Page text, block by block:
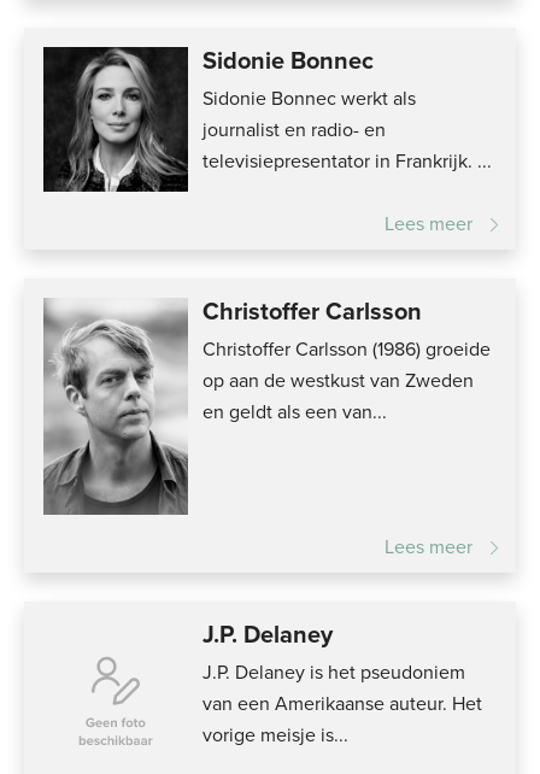
Sidonie Bonnec
Sidonie Bonnec werkt als
journalist en radio- en
televisiepresentator in Frankrijk. ...
Lees meer
Christoffer Carlsson
Christoffer Carlsson (1986) groeide
op aan de westkust van Zweden
en geldt als een van...
Lees meer
J.P. Delaney
J.P. Delaney is het pseudoniem
van een Amerikaanse auteur. Het
vorige meisje is...